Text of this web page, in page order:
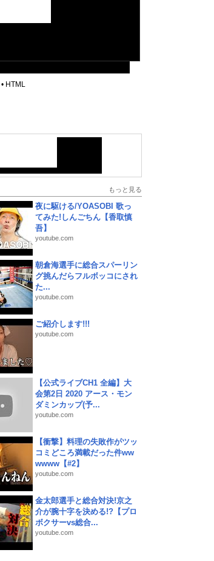
• HTML
もっと見る
夜に駆ける/YOASOBI 歌っ
てみた!しんごちん【香取慎
吾】
youtube.com
朝倉海選手に総合スパーリン
グ挑んだらフルボッコにされ
た...
youtube.com
ご紹介します!!!
youtube.com
【公式ライブCH1 全編】大
会第2日 2020 アース・モン
ダミンカップ(予...
youtube.com
【衝撃】料理の失敗作がツッ
コミどころ満載だった件ww
wwww【#2】
youtube.com
金太郎選手と総合対決!京之
介が腕十字を決める!?【プロ
ボクサーvs総合...
youtube.com